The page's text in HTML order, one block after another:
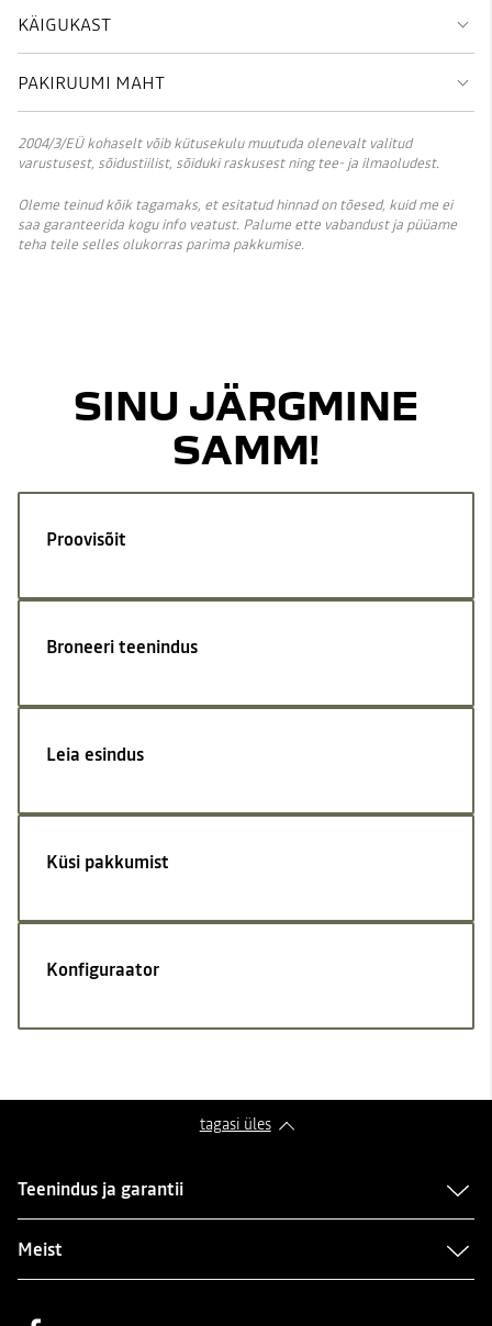
KÄIGUKAST
PAKIRUUMI MAHT
2004/3/EÜ kohaselt võib kütusekulu muutuda olenevalt valitud
varustusest, sõidustiilist, sõiduki raskusest ning tee- ja ilmaoludest.
Oleme teinud kõik tagamaks, et esitatud hinnad on tõesed, kuid me ei
saa garanteerida kogu info veatust. Palume ette vabandust ja püüame
teha teile selles olukorras parima pakkumise.
SINU JÄRGMINE
SAMM!
Proovisõit
Broneeri teenindus
Leia esindus
Küsi pakkumist
Konfiguraator
tagasi üles
Teenindus ja garantii
Meist